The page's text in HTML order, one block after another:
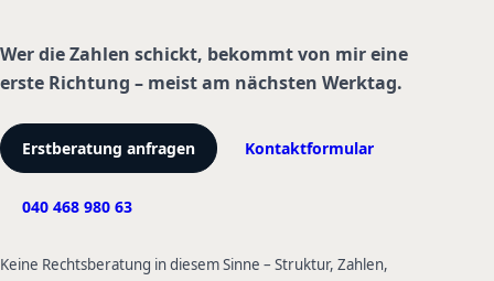
Wer die Zahlen schickt, bekommt von mir eine
erste Richtung – meist am nächsten Werktag.
Erstberatung anfragen Kontaktformular
040 468 980 63
Keine Rechtsberatung in diesem Sinne – Struktur, Zahlen,